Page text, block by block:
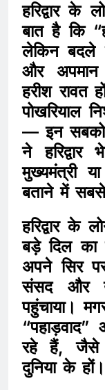
हरिद्वार के
बात है कि
लेकिन बदले
और
हरीश रावत
पोखरियाल
— इन सबको
ने
मुख्यमंत्री
बताने में
हरिद्वार के
बड़े दिल
अपने सिर
संसद और
पहुंचाया।
“पहाड़वाद”
रहे हैं, जैसे
दुनिया के हों।